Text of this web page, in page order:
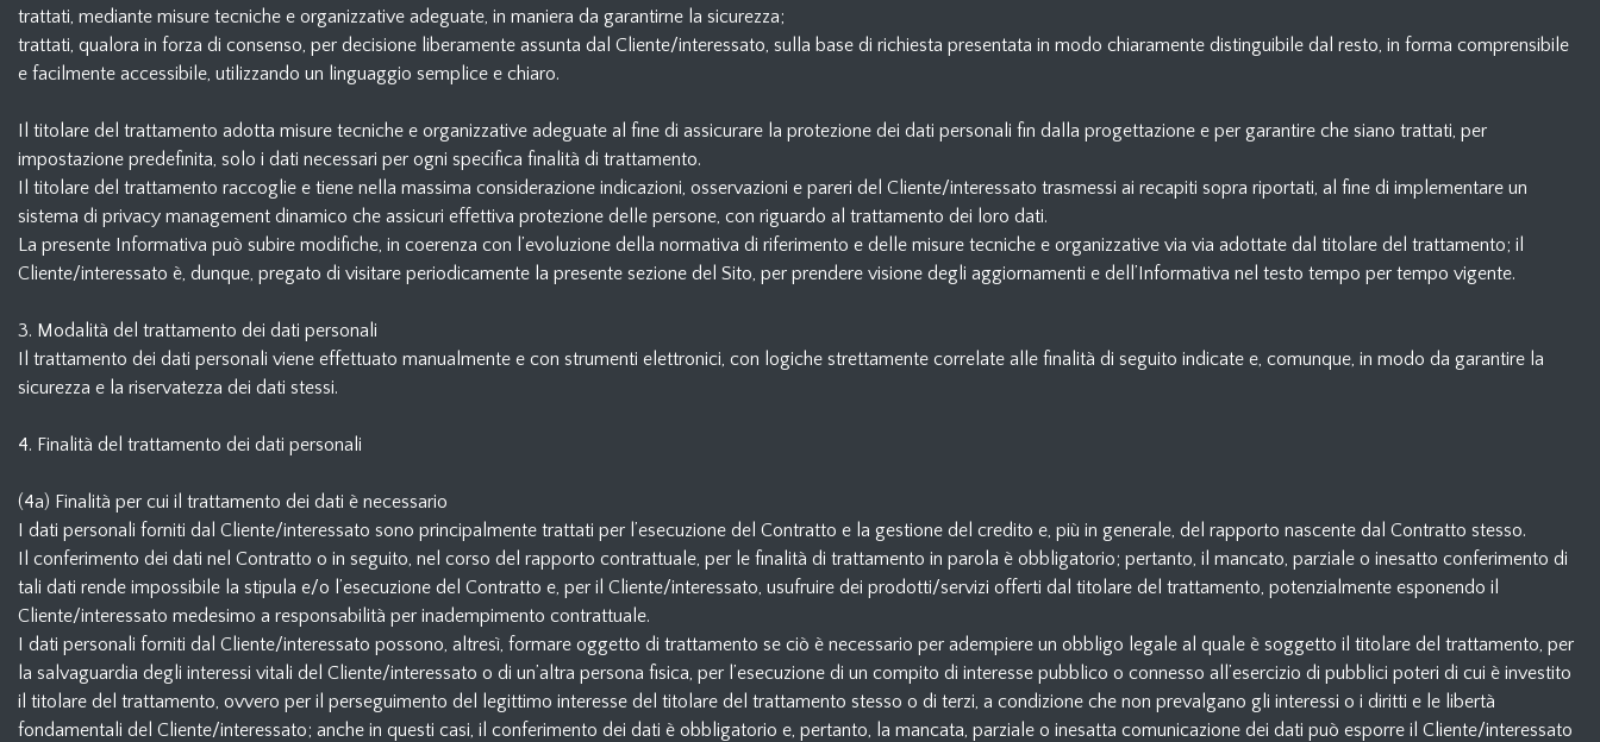
HOME
GIOIELLI
OROLOGI
trattati, mediante misure tecniche e organizzative adeguate, in maniera da garantirne la sicurezza;
trattati, qualora in forza di consenso, per decisione liberamente assunta dal Cliente/interessato, sulla base di richiesta presentata in modo chiaramente distinguibile dal resto, in forma comprensibile
e facilmente accessibile, utilizzando un linguaggio semplice e chiaro.
Il titolare del trattamento adotta misure tecniche e organizzative adeguate al fine di assicurare la protezione dei dati personali fin dalla progettazione e per garantire che siano trattati, per
impostazione predefinita, solo i dati necessari per ogni specifica finalità di trattamento.
Il titolare del trattamento raccoglie e tiene nella massima considerazione indicazioni, osservazioni e pareri del Cliente/interessato trasmessi ai recapiti sopra riportati, al fine di implementare un
sistema di privacy management dinamico che assicuri effettiva protezione delle persone, con riguardo al trattamento dei loro dati.
La presente Informativa può subire modifiche, in coerenza con l’evoluzione della normativa di riferimento e delle misure tecniche e organizzative via via adottate dal titolare del trattamento; il
Cliente/interessato è, dunque, pregato di visitare periodicamente la presente sezione del Sito, per prendere visione degli aggiornamenti e dell’Informativa nel testo tempo per tempo vigente.
3. Modalità del trattamento dei dati personali
Il trattamento dei dati personali viene effettuato manualmente e con strumenti elettronici, con logiche strettamente correlate alle finalità di seguito indicate e, comunque, in modo da garantire la
sicurezza e la riservatezza dei dati stessi.
4. Finalità del trattamento dei dati personali
(4a) Finalità per cui il trattamento dei dati è necessario
I dati personali forniti dal Cliente/interessato sono principalmente trattati per l’esecuzione del Contratto e la gestione del credito e, più in generale, del rapporto nascente dal Contratto stesso.
Il conferimento dei dati nel Contratto o in seguito, nel corso del rapporto contrattuale, per le finalità di trattamento in parola è obbligatorio; pertanto, il mancato, parziale o inesatto conferimento di
tali dati rende impossibile la stipula e/o l’esecuzione del Contratto e, per il Cliente/interessato, usufruire dei prodotti/servizi offerti dal titolare del trattamento, potenzialmente esponendo il
Cliente/interessato medesimo a responsabilità per inadempimento contrattuale.
I dati personali forniti dal Cliente/interessato possono, altresì, formare oggetto di trattamento se ciò è necessario per adempiere un obbligo legale al quale è soggetto il titolare del trattamento, per
la salvaguardia degli interessi vitali del Cliente/interessato o di un’altra persona fisica, per l’esecuzione di un compito di interesse pubblico o connesso all’esercizio di pubblici poteri di cui è investito
il titolare del trattamento, ovvero per il perseguimento del legittimo interesse del titolare del trattamento stesso o di terzi, a condizione che non prevalgano gli interessi o i diritti e le libertà
fondamentali del Cliente/interessato; anche in questi casi, il conferimento dei dati è obbligatorio e, pertanto, la mancata, parziale o inesatta comunicazione dei dati può esporre il Cliente/interessato